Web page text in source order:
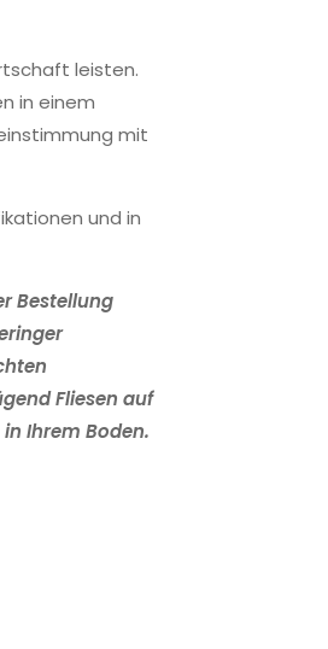
leisten.
in einem
mit
und in
Bestellung
Fliesen auf
Ihrem Boden.